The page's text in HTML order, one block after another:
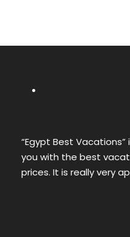
“Egypt Best
you with the best
prices. It is really very